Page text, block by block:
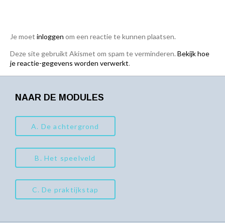
Je moet inloggen om een reactie te kunnen plaatsen.
Deze site gebruikt Akismet om spam te verminderen.Bekijk hoe
je reactie-gegevens worden verwerkt.
NAAR DE MODULES
A. De achtergrond
B. Het speelveld
C. De praktijkstap